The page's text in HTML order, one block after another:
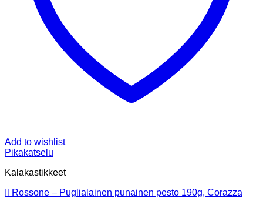
Add to wishlist
Pikakatselu
Kalakastikkeet
Il Rossone – Puglialainen punainen pesto 190g, Corazza